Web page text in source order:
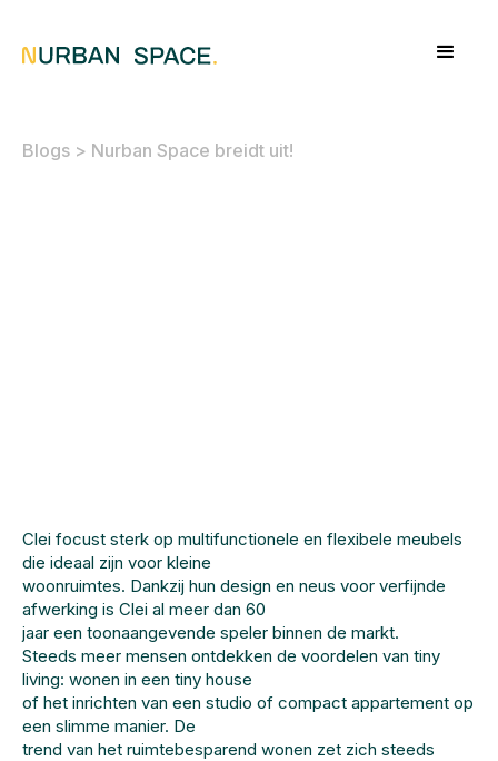
Blogs > Nurban Space breidt uit!
Clei focust sterk op multifunctionele en flexibele meubels
die ideaal zijn voor kleine
woonruimtes. Dankzij hun design en neus voor verfijnde
afwerking is Clei al meer dan 60
jaar een toonaangevende speler binnen de markt.
Steeds meer mensen ontdekken de voordelen van tiny
living: wonen in een tiny house
of het inrichten van een studio of compact appartement op
een slimme manier. De
trend van het ruimtebesparend wonen zet zich steeds